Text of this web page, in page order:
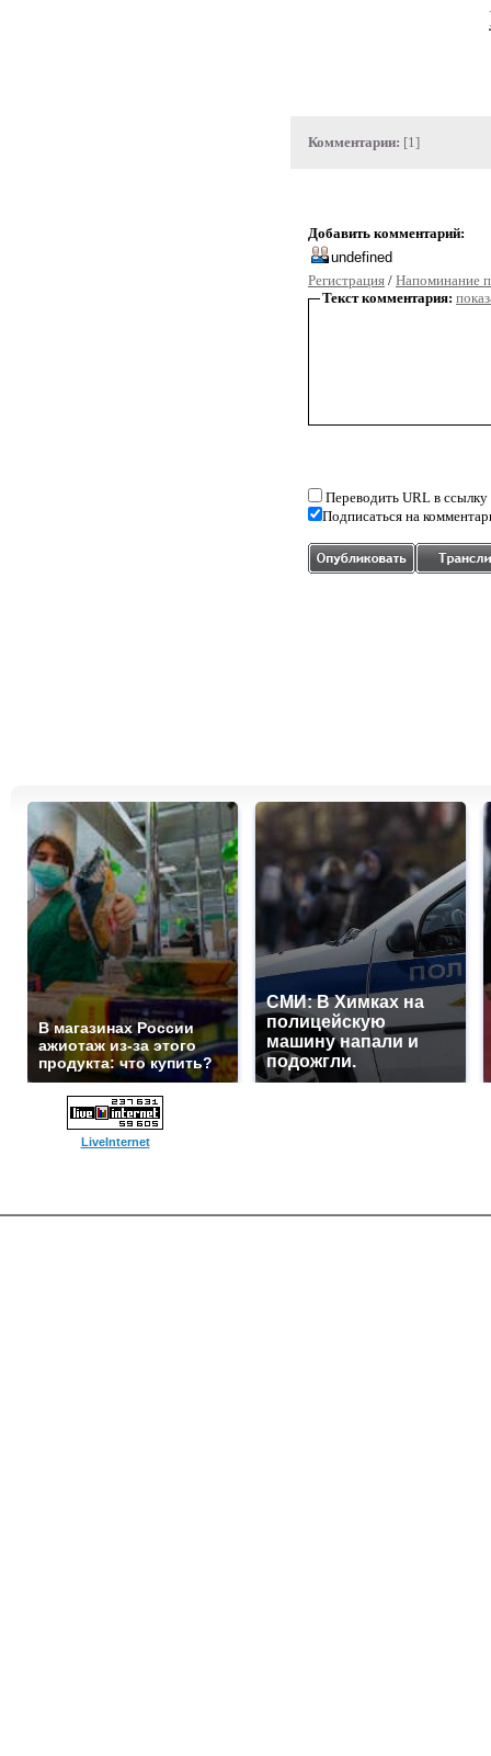
Комментарии: [1]
Добавить комментарий:
Регистрация / Напоминание
Текст комментария:
Переводить URL в ссылку
Подписаться на
В магазинах России
ажиотаж из-за этого
продукта: что купить?
СМИ: В Химках на
полицейскую
машину напали и
подожгли.
LiveInternet